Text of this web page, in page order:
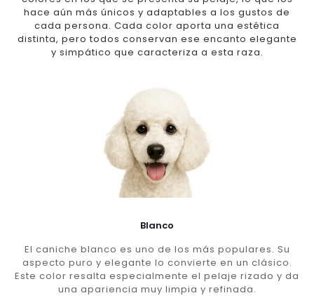
hace aún más únicos y adaptables a los gustos de
cada persona. Cada color aporta una estética
distinta, pero todos conservan ese encanto elegante
y simpático que caracteriza a esta raza.
Blanco
El caniche blanco es uno de los más populares. Su
aspecto puro y elegante lo convierte en un clásico.
Este color resalta especialmente el pelaje rizado y da
una apariencia muy limpia y refinada.